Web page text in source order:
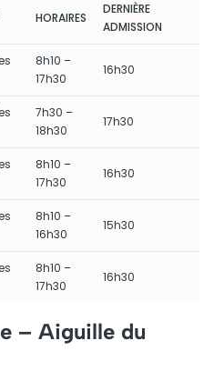
HORAIRES
DERNIÈRE
ADMISSION
8h10 –
17h30
16h30
7h30 –
18h30
17h30
8h10 –
17h30
16h30
8h10 –
16h30
15h30
8h10 –
17h30
16h30
– Aiguille du